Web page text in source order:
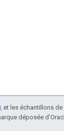
, et les échantillons
déposée